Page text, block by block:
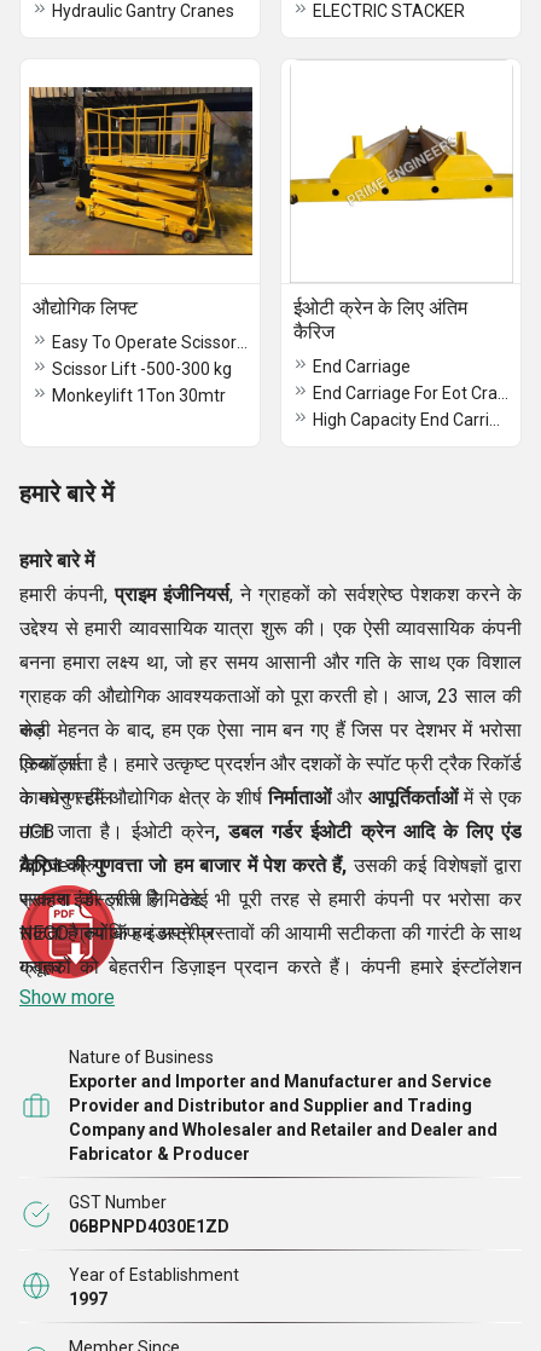
Hydraulic Gantry Cranes
ELECTRIC STACKER
औद्योगिक लिफ्ट
Scissor Lift -500-300 kg
Monkeylift 1Ton 30mtr
ईओटी क्रेन के लिए अंतिम
कैरिज
End Carriage
हमारे बारे में
हमारे बारे में
हमारी कंपनी,प्राइम इंजीनियर्स, ने ग्राहकों को सर्वश्रेष्ठ पेशकश करने के
उद्देश्य से हमारी व्यावसायिक यात्रा शुरू की। एक ऐसी व्यावसायिक कंपनी
बनना हमारा लक्ष्य था, जो हर समय आसानी और गति के साथ एक विशाल
ग्राहक की औद्योगिक आवश्यकताओं को पूरा करती हो। आज, 23 साल की
कड़ी मेहनत के बाद, हम एक ऐसा नाम बन गए हैं जिस पर देशभर में भरोसा
किया जाता है। हमारे उत्कृष्ट प्रदर्शन और दशकों के स्पॉट फ्री ट्रैक रिकॉर्ड
के कारण हमें औद्योगिक क्षेत्र के शीर्षनिर्माताओंऔर आपूर्तिकर्ताओंमें से एक
माना जाता है। ईओटी क्रेन, डबल गर्डर ईओटी क्रेन आदि के लिए एंड
कैरिज की गुणवत्ता जो हम बाजार में पेश करते हैं, उसकी कई विशेषज्ञों द्वारा
सराहना की जाती है। कोई भी पूरी तरह से हमारी कंपनी पर भरोसा कर
सकता है क्योंकि हम अपने प्रस्तावों की आयामी सटीकता की गारंटी के साथ
ग्राहकों को बेहतरीन डिज़ाइन प्रदान करते हैं। कंपनी हमारे इंस्टॉलेशन
सपोर्ट के जरिए क्लाइंट्स की मदद भी करती है।
सर्वश्रेष्ठ ग्राहक सेवाएं और तकनीकी मार्गदर्शन प्रदान किया जाए।
अपने ग्राहकों के लिए सर्वोत्तम औद्योगिक पेशकशों को विकसित करने के लिए,
हम बाजार में गहन शोध करने पर ध्यान केंद्रित करते हैं। हम ग्राहकों की
नवीनतम मांगों के बारे में आवश्यक जानकारी एकत्र करने पर ध्यान केंद्रित
करते हैं। इसके अलावा, हम प्रौद्योगिकी और कारोबारी माहौल में नवीनतम
बदलावों के अनुकूल होने का भी प्रयास करते हैं। हम कोई गलती या गलती
सेल
एस्कॉर्ट्स
कामधेनु स्टील
JCB
Apple ग्रुप
प्रकाश इंडस्ट्रीज लिमिटेड
NECO ग्रुप ऑफ इंडस्ट्रीज
कबूतर
खेलो
डिज़्नी
मैरी के
पैनासोनिक, आदि।
Show more
Nature of Business
Exporter and Importer and Manufacturer and Service
Provider and Distributor and Supplier and Trading
Company and Wholesaler and Retailer and Dealer and
Fabricator & Producer
GST Number
06BPNPD4030E1ZD
Year of Establishment
1997